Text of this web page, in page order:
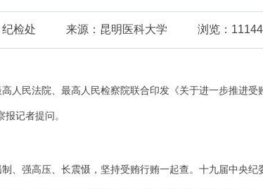
检处 来源：昆明医科大学 浏览：
人民法院、最高人民检察院联合印发《关于进一步推进受
记者提问。
、强高压、长震慑，坚持受贿行贿一起查。十九届中央纪